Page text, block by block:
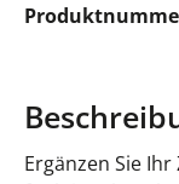
Ergänzen Sie